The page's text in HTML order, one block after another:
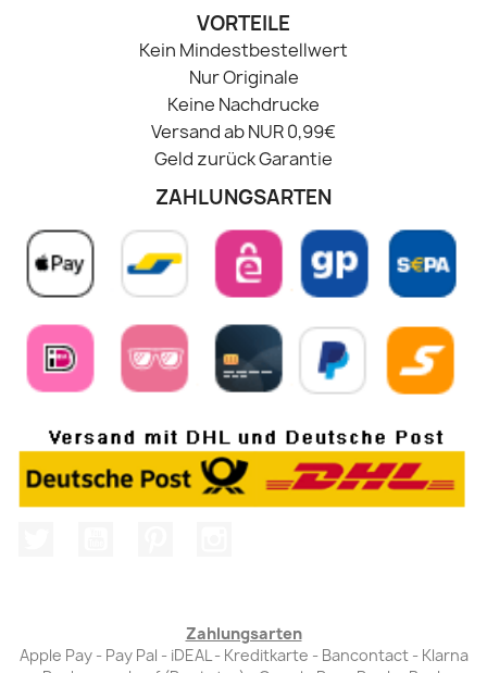
VORTEILE
Kein Mindestbestellwert
Nur Originale
Keine Nachdrucke
Versand ab NUR 0,99€
Geld zurück Garantie
ZAHLUNGSARTEN
Zahlungsarten
Apple Pay - Pay Pal - iDEAL - Kreditkarte - Bancontact - Klarna